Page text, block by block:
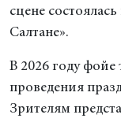
сцене
Салтане».
В 2026 году фойе
проведения
Зрителям